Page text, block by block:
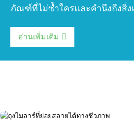
ภัณฑ์ที่ไม่ซ้ำใครและคำนึงถึงสิ่ง
อ่านเพิ่มเติม